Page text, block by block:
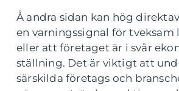
Å andra sidan kan hög
en varningssignal för tveksam
eller att företaget är i svår
ställning. Det är viktigt att
särskilda företags och